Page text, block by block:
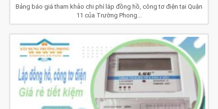
Bảng báo giá tham khảo chi phí lắp đồng hồ, công tơ điện tại Quận
11 của Trường Phong...